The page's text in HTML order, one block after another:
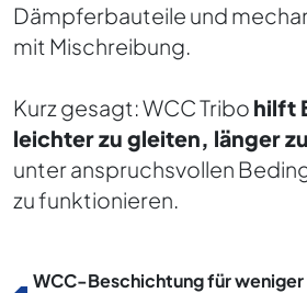
Dämpferbauteile und
mit Mischreibung.
Kurz gesagt: WCC Tribo hilft
leichter zu gleiten, länger
unter anspruchsvollen
zu funktionieren.
WCC-Beschichtung für weniger